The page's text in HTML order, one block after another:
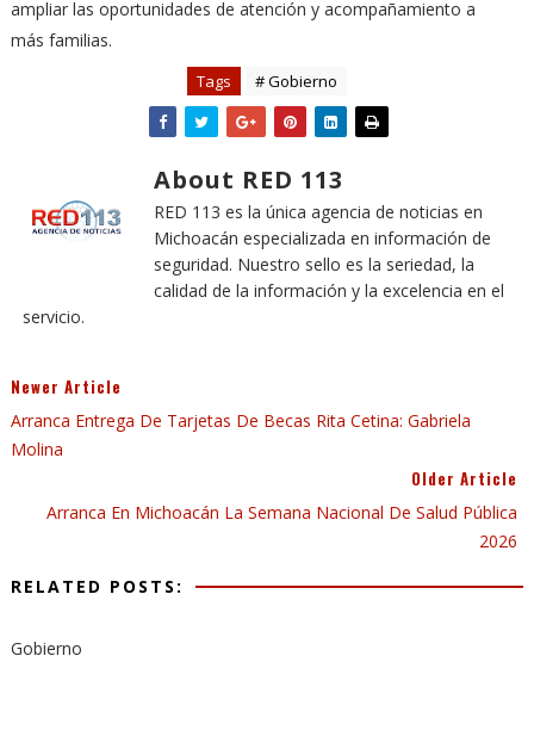
ampliar las oportunidades de atención y acompañamiento a
más familias.
Tags # Gobierno
About RED 113
RED 113 es la única agencia de noticias en
Michoacán especializada en información de
seguridad. Nuestro sello es la seriedad, la
calidad de la información y la excelencia en el
servicio.
Newer Article
Arranca Entrega De Tarjetas De Becas Rita Cetina: Gabriela
Molina
Older Article
Arranca En Michoacán La Semana Nacional De Salud Pública
2026
RELATED POSTS:
Gobierno